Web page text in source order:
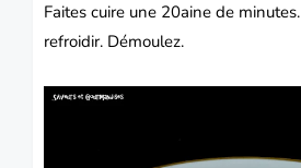
Faites cuire une 20aine de minutes.
refroidir. Démoulez.